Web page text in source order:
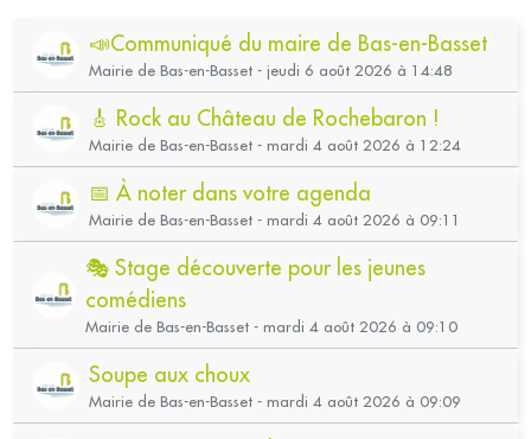
📣Communiqué du maire de Bas-en-Basset
Mairie de Bas-en-Basset - jeudi 6 août 2026 à 14:48
🎸 Rock au Château de Rochebaron !
Mairie de Bas-en-Basset - mardi 4 août 2026 à 12:24
📅 À noter dans votre agenda
Mairie de Bas-en-Basset - mardi 4 août 2026 à 09:11
🎭 Stage découverte pour les jeunes
comédiens
Mairie de Bas-en-Basset - mardi 4 août 2026 à 09:10
Soupe aux choux
Mairie de Bas-en-Basset - mardi 4 août 2026 à 09:09